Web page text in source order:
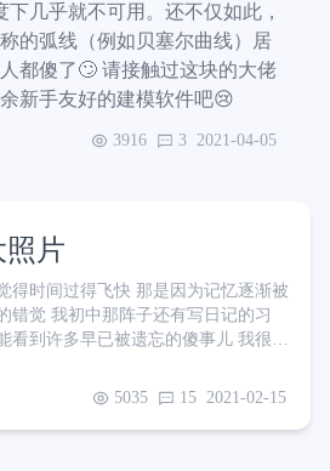
下几乎就不可用。还不仅如此，
的弧线（例如贝塞尔曲线）居
都傻了🙄 请接触过这块的大佬
新手友好的建模软件吧😢
3916 3 2021-04-05
照片
得时间过得飞快 那是因为记忆逐渐被
错觉 我初中那阵子还有写日记的习
看到许多早已被遗忘的傻事儿 我很喜
各样的原因放弃了日记。回想起来，
道，今年我跟谈了十年的初恋女朋友
5035 15 2021-02-15